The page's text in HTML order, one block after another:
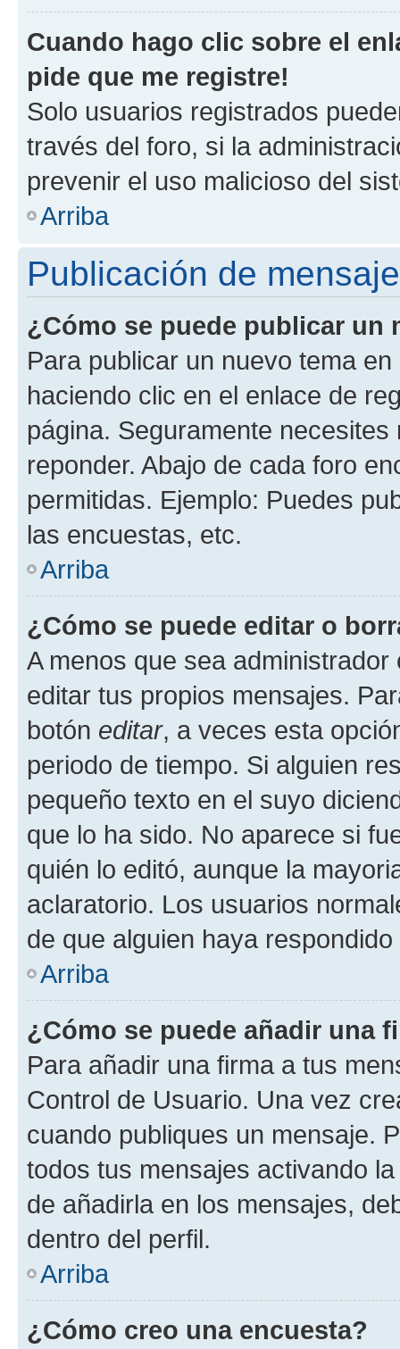
Cuando hago clic sobre el
pide que me registre!
Solo usuarios registrados
través del foro, si la
prevenir el uso malicioso del
Arriba
Publicación de
¿Cómo se puede publicar un
Para publicar un nuevo tema
haciendo clic en el enlace de
página. Seguramente
reponder. Abajo de cada foro
permitidas. Ejemplo: Puedes
las encuestas, etc.
Arriba
¿Cómo se puede editar o
A menos que sea
editar tus propios mensajes.
botón editar, a veces esta
periodo de tiempo. Si alguien
pequeño texto en el suyo
que lo ha sido. No aparece si
quién lo editó, aunque la
aclaratorio. Los usuarios
de que alguien haya
Arriba
¿Cómo se puede añadir una
Para añadir una firma a tus
Control de Usuario. Una vez
cuando publiques un mensaje.
todos tus mensajes activando
de añadirla en los mensajes,
dentro del perfil.
Arriba
¿Cómo creo una encuesta?